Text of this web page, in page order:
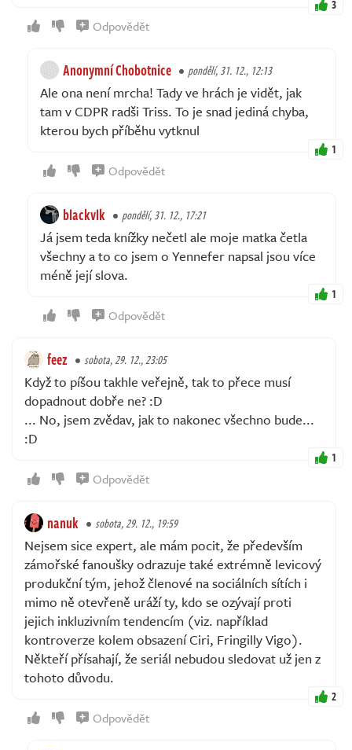
3
Odpovědět
Anonymní Chobotnice pondělí, 31. 12., 12:13
Ale ona není mrcha! Tady ve hrách je vidět, jak
tam v CDPR radši Triss. To je snad jediná chyba,
kterou bych příběhu vytknul
1
Odpovědět
blackvlk pondělí, 31. 12., 17:21
Já jsem teda knížky nečetl ale moje matka četla
všechny a to co jsem o Yennefer napsal jsou více
méně její slova.
1
Odpovědět
feez sobota, 29. 12., 23:05
Když to píšou takhle veřejně, tak to přece musí
dopadnout dobře ne? :D
... No, jsem zvědav, jak to nakonec všechno bude...
:D
1
Odpovědět
nanuk sobota, 29. 12., 19:59
Nejsem sice expert, ale mám pocit, že především
zámořské fanoušky odrazuje také extrémně levicový
produkční tým, jehož členové na sociálních sítích i
mimo ně otevřeně uráží ty, kdo se ozývají proti
jejich inkluzivním tendencím (viz. například
kontroverze kolem obsazení Ciri, Fringilly Vigo).
Někteří přísahají, že seriál nebudou sledovat už jen z
tohoto důvodu.
2
Odpovědět